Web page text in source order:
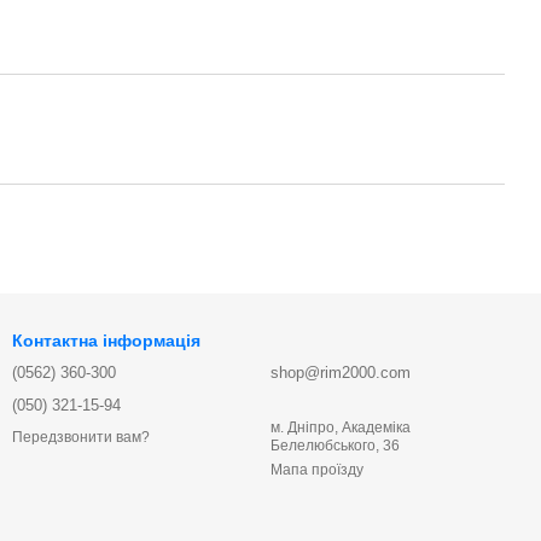
Контактна інформація
(0562) 360-300
(050) 321-15-94
Передзвонити вам?
shop@rim2000.com
м. Дніпро, Академіка
Белелюбського, 36
Мапа проїзду